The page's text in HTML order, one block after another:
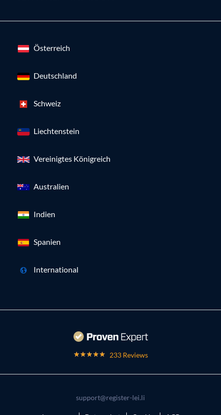
Österreich
Deutschland
Schweiz
Liechtenstein
Vereinigtes Königreich
Australien
Indien
Spanien
International
233 Reviews
support@register-lei.li